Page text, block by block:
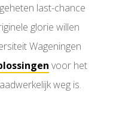
last-chance
glorie willen
Wageningen
voor het
weg is.